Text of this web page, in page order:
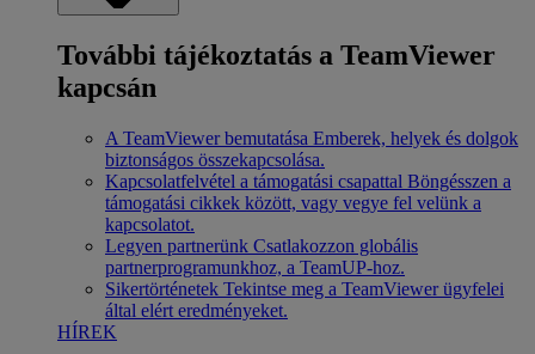
További tájékoztatás a TeamViewer
kapcsán
A TeamViewer bemutatása Emberek, helyek és dolgok
biztonságos összekapcsolása.
Kapcsolatfelvétel a támogatási csapattal Böngésszen a
támogatási cikkek között, vagy vegye fel velünk a
kapcsolatot.
Legyen partnerünk Csatlakozzon globális
partnerprogramunkhoz, a TeamUP-hoz.
Sikertörténetek Tekintse meg a TeamViewer ügyfelei
által elért eredményeket.
HÍREK